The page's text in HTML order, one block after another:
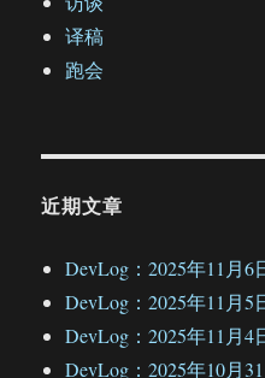
译稿
跑会
近期文章
DevLog：2025年11月6
DevLog：2025年11月5
DevLog：2025年11月4
DevLog：2025年10月